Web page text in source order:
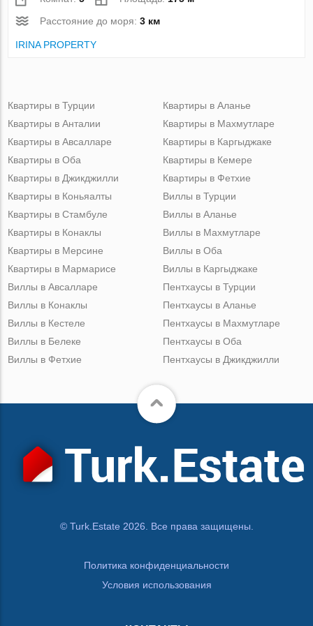
Расстояние до моря:3 км
IRINA PROPERTY
Квартиры в Турции
Квартиры в Анталии
Квартиры в Авсалларе
Квартиры в Оба
Квартиры в Джикджилли
Квартиры в Аланье
Квартиры в Махмутларе
Квартиры в Каргыджаке
Квартиры в Кемере
Квартиры в Фетхие
Квартиры в Коньяалты
Квартиры в Стамбуле
Квартиры в Конаклы
Квартиры в Мерсине
Квартиры в Мармарисе
Виллы в Турции
Виллы в Аланье
Виллы в Махмутларе
Виллы в Оба
Виллы в Каргыджаке
Виллы в Авсалларе
Виллы в Конаклы
Виллы в Кестеле
Виллы в Белеке
Виллы в Фетхие
Пентхаусы в Турции
Пентхаусы в Аланье
Пентхаусы в Махмутларе
Пентхаусы в Оба
Пентхаусы в Джикджилли
© Turk.Estate 2026. Все права защищены.
Политика конфиденциальности
Условия использования